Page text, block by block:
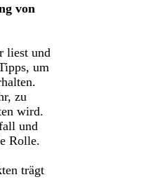
von
liest und
um
zu
wird.
und
Rolle.
trägt